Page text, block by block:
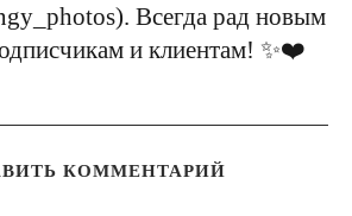
Всегда рад новым
и клиентам! ✨❤️
КОММЕНТАРИЙ